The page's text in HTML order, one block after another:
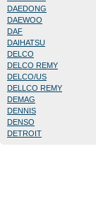
DAEDONG
DAEWOO
DAF
DAIHATSU
DELCO
DELCO REMY
DELCO/US
DELLCO REMY
DEMAG
DENNIS
DENSO
DETROIT